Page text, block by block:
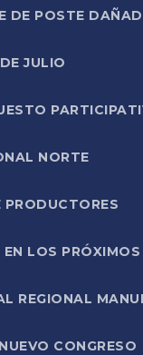
DE POSTE
JULIO
NORTE
LOS PRÓXIMOS
REGIONAL
CONGRESO